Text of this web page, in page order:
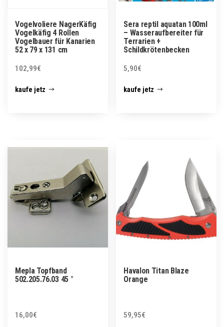
Vogelvoliere NagerKäfig
Vogelkäfig 4 Rollen
Vogelbauer für Kanarien
52 x 79 x 131 cm
102,99€
kaufe jetz
Sera reptil aquatan 100ml
– Wasseraufbereiter für
Terrarien +
Schildkrötenbecken
5,90€
kaufe jetz
Mepla Topfband
502.205.76.03 45 °
16,00€
Havalon Titan Blaze
Orange
59,95€